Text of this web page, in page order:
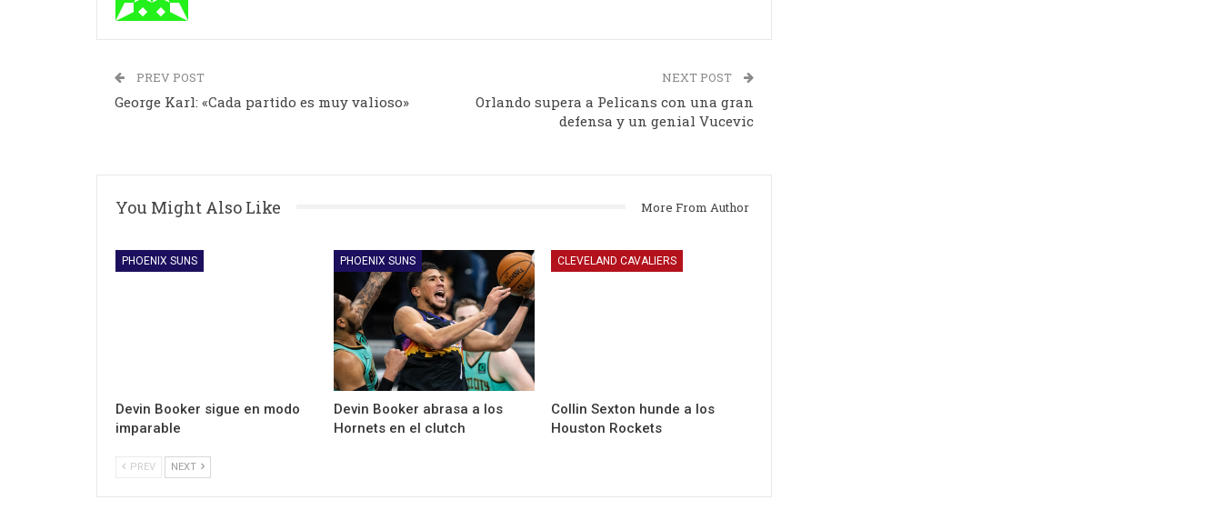
PREV POST
George Karl: «Cada partido es muy valioso»
NEXT POST
Orlando supera a Pelicans con una gran
defensa y un genial Vucevic
You Might Also Like More From Author
PHOENIX SUNS
Devin Booker sigue en modo
imparable
PHOENIX SUNS
Devin Booker abrasa a los
Hornets en el clutch
CLEVELAND CAVALIERS
Collin Sexton hunde a los
Houston Rockets
PREV NEXT